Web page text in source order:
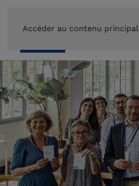
Accéder au contenu principal